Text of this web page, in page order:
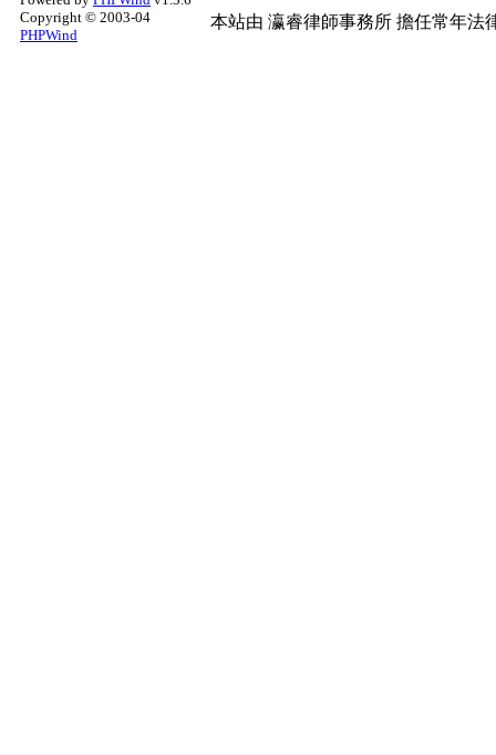
Copyright © 2003-04
PHPWind
本站由 瀛睿律師事務所 擔任常年法